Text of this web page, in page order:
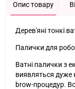
Опис товару
Дерев'яні тонкі
Палички для
Ватні палички з
виявляться дуже
brow-процедур.